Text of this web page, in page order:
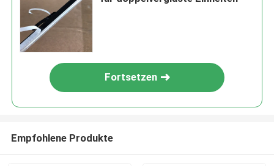
Fortsetzen
Empfohlene Produkte